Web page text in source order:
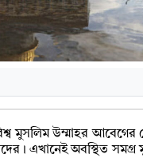
মুসলিম উম্মাহর আবেগের
এখানেই অবস্থিত সমগ্র